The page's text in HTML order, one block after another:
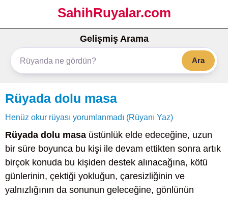
SahihRuyalar.com
Gelişmiş Arama
Ara
Rüyada dolu masa
Henüz okur rüyası yorumlanmadı (Rüyanı Yaz)
Rüyada dolu masa üstünlük elde edeceğine, uzun
bir süre boyunca bu kişi ile devam ettikten sonra artık
birçok konuda bu kişiden destek alınacağına, kötü
günlerinin, çektiği yokluğun, çaresizliğinin ve
yalnızlığının da sonunun geleceğine, gönlünün